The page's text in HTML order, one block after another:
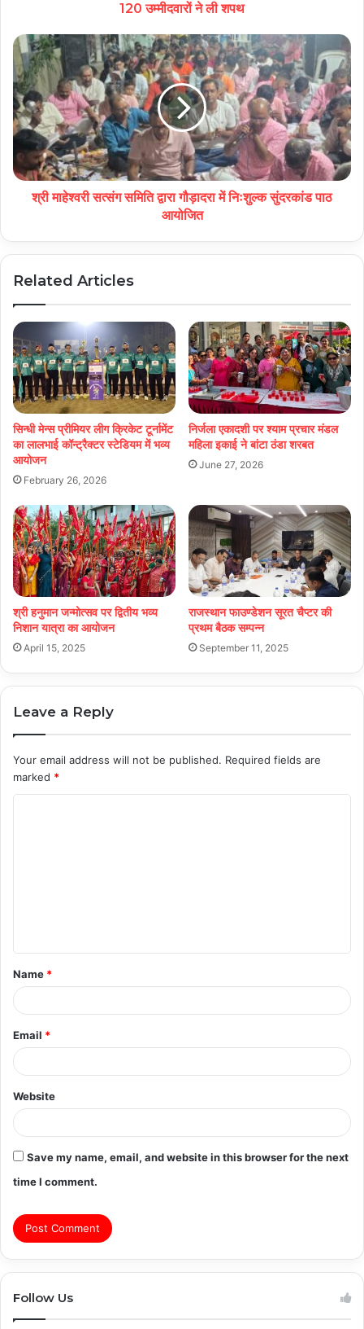
120 उम्मीदवारों ने ली शपथ
श्री माहेश्वरी सत्संग समिति द्वारा गौड़ादरा में निःशुल्क सुंदरकांड पाठ
आयोजित
Related Articles
सिन्धी मेन्स प्रीमियर लीग क्रिकेट टूर्नामेंट
का लालभाई कॉन्ट्रैक्टर स्टेडियम में भव्य
आयोजन
February 26, 2026
निर्जला एकादशी पर श्याम प्रचार मंडल
महिला इकाई ने बांटा ठंडा शरबत
June 27, 2026
श्री हनुमान जन्मोत्सव पर द्वितीय भव्य
निशान यात्रा का आयोजन
April 15, 2025
राजस्थान फाउण्डेशन सूरत चैप्टर की
प्रथम बैठक सम्पन्न
September 11, 2025
Leave a Reply
Your email address will not be published. Required fields are
marked *
t
*
Name *
Email *
Website
Save my name, email, and website in this browser for the next
time I comment.
Follow Us